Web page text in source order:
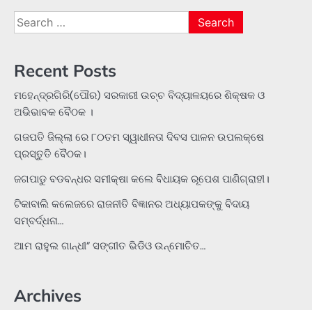
Search
for:
Recent Posts
ମହେନ୍ଦ୍ରଗିରି(ପୌର) ସରକାରୀ ଉଚ୍ଚ ବିଦ୍ୟାଳୟରେ ଶିକ୍ଷକ ଓ
ଅଭିଭାବକ ବୈଠକ ।
ଗଜପତି ଜିଲ୍ଲା ରେ ୮୦ତମ ସ୍ୱାଧୀନତା ଦିବସ ପାଳନ ଉପଲକ୍ଷେ
ପ୍ରସ୍ତୁତି ବୈଠକ।
ଜଗପାଡୁ ବଡବନ୍ଧର ସମୀକ୍ଷା କଲେ ବିଧାୟକ ରୂପେଶ ପାଣିଗ୍ରାହୀ।
ଟିକାବାଲି କଲେଜରେ ରାଜନୀତି ବିଜ୍ଞାନର ଅଧ୍ୟାପକଙ୍କୁ ବିଦାୟ
ସମ୍ବର୍ଦ୍ଧନା…
ଆମ ରାହୁଲ ଗାନ୍ଧୀ” ସଙ୍ଗୀତ ଭିଡିଓ ଉନ୍ମୋଚିତ…
Archives